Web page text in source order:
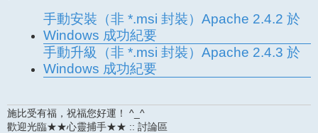
手動安裝（非 *.msi 封裝）Apache 2.4.2 於
Windows 成功紀要
手動升級（非 *.msi 封裝）Apache 2.4.3 於
Windows 成功紀要
施比受有福，祝福您好運！ ^_^
歡迎光臨★★心靈捕手★★ :: 討論區